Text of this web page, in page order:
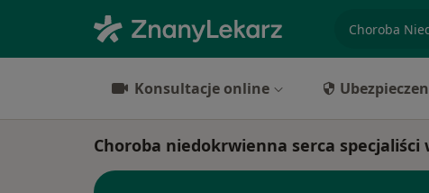
Konsultacje online
Choroba niedokrwienna serca specjaliści